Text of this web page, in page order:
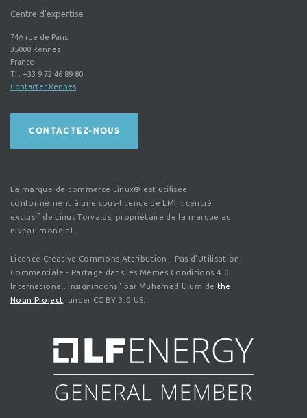
Centre d'expertise
74A rue de Paris
35000 Rennes
France
T. : +33 9 72 46 89 80
Contacter Rennes
CONTACTEZ-NOUS
La marque de commerce Linux® est utilisée
conformément à une sous-licence de LMI, licencié
exclusif de Linus Torvalds, propriétaire de la marque au
niveau mondial.
Licence Creative Commons Attribution - Pas d'Utilisation
Commerciale - Partage dans les Mêmes Conditions 4.0
International. Insignificons" par Muhamad Ulum de the
Noun Project , under CC BY 3.0 US.